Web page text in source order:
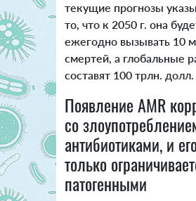
текущие прогнозы
то, что к 2050 г. она
ежегодно вызывать 10
смертей, а глобальные
составят 100 трлн. долл.
Появление AMR
со
антибиотиками, и
только
патогенными